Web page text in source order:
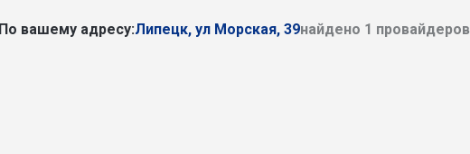
По вашему адресу:Липецк, ул Морская, 39найдено 1 провайдеров